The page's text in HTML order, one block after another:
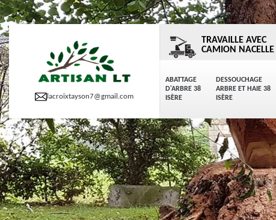
lacroixtayson7@gmail.com
ABATTAGE
D'ARBRE 38
ISÈRE
DESSOUCHAGE
ARBRE ET HAIE 38
ISÈRE
TRAVAILLE AVEC
CAMION NACELLE